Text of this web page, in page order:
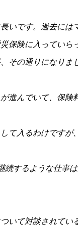
いです。過去に
保険に入ってい
その通りになりま
進んでいて、保
入るわけですが
するような仕事
て対談されてい